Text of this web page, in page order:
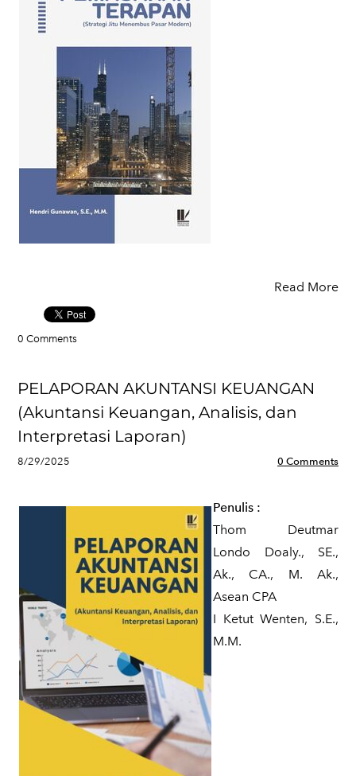
Read More
0 Comments
PELAPORAN AKUNTANSI KEUANGAN
(Akuntansi Keuangan, Analisis, dan
Interpretasi Laporan)
8/29/2025 0 Comments
Penulis :
Thom Deutmar
Londo Doaly., SE.,
Ak., CA., M. Ak.,
Asean CPA
I Ketut Wenten, S.E.,
M.M.